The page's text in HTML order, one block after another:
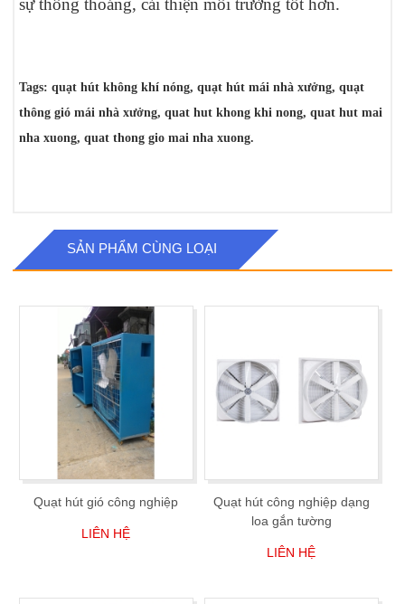
sự thông thoáng, cải thiện môi trường tốt hơn.
Tags: quạt hút không khí nóng, quạt hút mái nhà xưởng, quạt
thông gió mái nhà xưởng, quat hut khong khi nong, quat hut mai
nha xuong, quat thong gio mai nha xuong.
SẢN PHẨM CÙNG LOẠI
Quạt hút gió công nghiệp
LIÊN HỆ
Quạt hút công nghiệp dạng
loa gắn tường
LIÊN HỆ